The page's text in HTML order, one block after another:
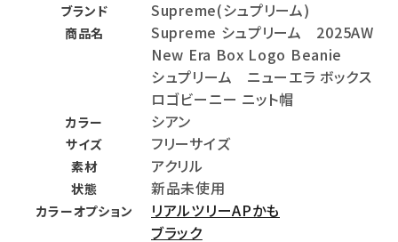
ブランド Supreme(シュプリーム)
商品名
Supreme シュプリーム 2025AW
New Era Box Logo Beanie
シュプリーム ニューエラ ボックス
ロゴビーニー ニット帽
カラー シアン
サイズ フリーサイズ
素材 アクリル
状態 新品未使用
カラーオプション
リアルツリーAPかも
ブラック